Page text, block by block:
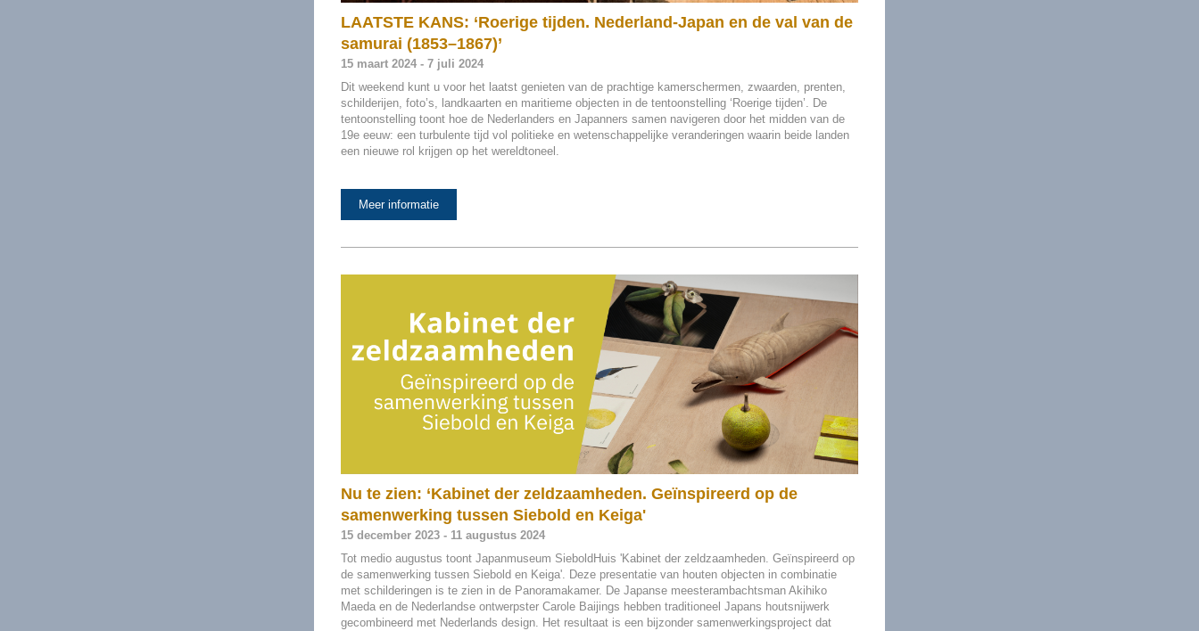
LAATSTE KANS: ‘Roerige tijden. Nederland-Japan en de val van de
samurai (1853–1867)’
15 maart 2024 - 7 juli 2024
Dit weekend kunt u voor het laatst genieten van de prachtige kamerschermen, zwaarden, prenten,
schilderijen, foto’s, landkaarten en maritieme objecten in de tentoonstelling ‘Roerige tijden’. De
tentoonstelling toont hoe de Nederlanders en Japanners samen navigeren door het midden van de
19e eeuw: een turbulente tijd vol politieke en wetenschappelijke veranderingen waarin beide landen
een nieuwe rol krijgen op het wereldtoneel.
Meer informatie
Nu te zien: ‘Kabinet der zeldzaamheden. Geïnspireerd op de
samenwerking tussen Siebold en Keiga'
15 december 2023 - 11 augustus 2024
Tot medio augustus toont Japanmuseum SieboldHuis 'Kabinet der zeldzaamheden. Geïnspireerd op
de samenwerking tussen Siebold en Keiga'. Deze presentatie van houten objecten in combinatie
met schilderingen is te zien in de Panoramakamer. De Japanse meesterambachtsman Akihiko
Maeda en de Nederlandse ontwerpster Carole Baijings hebben traditioneel Japans houtsnijwerk
gecombineerd met Nederlands design. Het resultaat is een bijzonder samenwerkingsproject dat